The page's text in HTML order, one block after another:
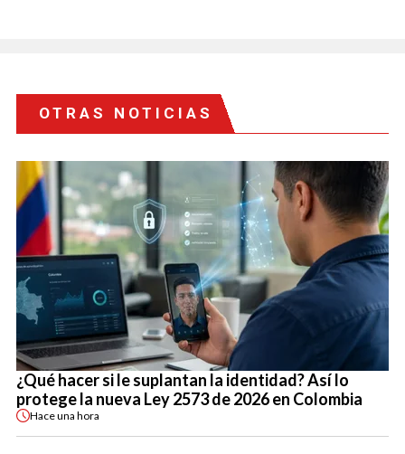
OTRAS NOTICIAS
¿Qué hacer si le suplantan la identidad? Así lo
protege la nueva Ley 2573 de 2026 en Colombia
Haceuna hora